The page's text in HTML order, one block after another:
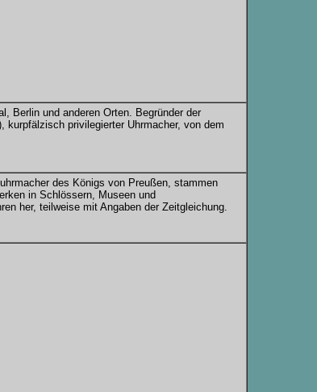
Berlin und anderen Orten. Begründer der
kurpfälzisch privilegierter Uhrmacher, von dem
des Königs von Preußen, stammen
in Schlössern, Museen und
her, teilweise mit Angaben der Zeitgleichung.